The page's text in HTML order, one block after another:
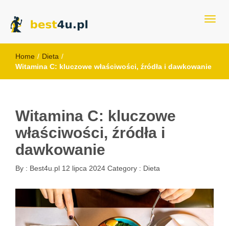
best4u.pl
Home / Dieta /
Witamina C: kluczowe właściwości, źródła i dawkowanie
Witamina C: kluczowe
właściwości, źródła i
dawkowanie
By : Best4u.pl 12 lipca 2024 Category : Dieta